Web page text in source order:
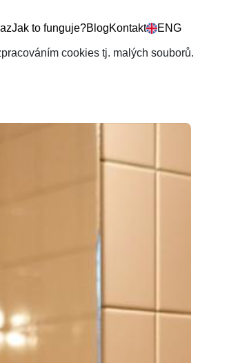
Jak to funguje?BlogKontakt ENG
cookies tj. malých souborů.